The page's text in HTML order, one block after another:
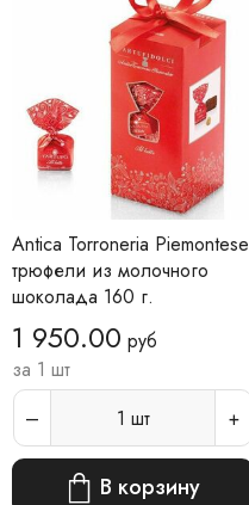
Antica Torroneria Piemontese
трюфели из молочного
шоколада 160 г.
1 950.00 руб
за 1 шт
1 шт
В корзину